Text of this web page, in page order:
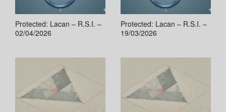
Protected: Lacan – R.S.I. –
02/04/2026
Protected: Lacan – R.S.I. –
19/03/2026